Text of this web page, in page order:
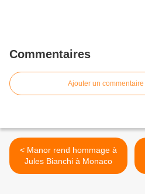
Commentaires
Ajouter un commentaire
< Manor rend hommage à
Jules Bianchi à Monaco